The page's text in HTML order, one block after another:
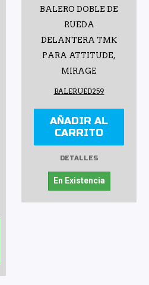
BALERO DOBLE DE
RUEDA
DELANTERA TMK
PARA ATTITUDE,
MIRAGE
BALERUED259
AÑADIR AL
CARRITO
DETALLES
En Existencia